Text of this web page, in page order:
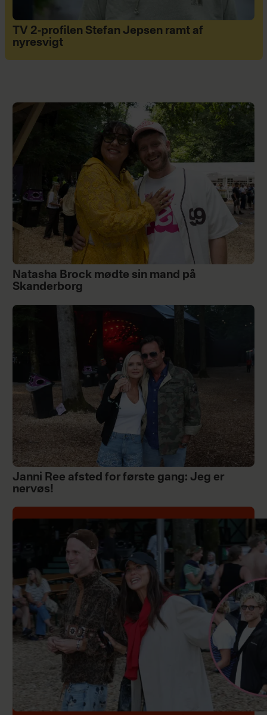
TV 2-profilen Stefan Jepsen ramt af
nyresvigt
Natasha Brock mødte sin mand på
Skanderborg
Janni Ree afsted for første gang: Jeg er
nervøs!